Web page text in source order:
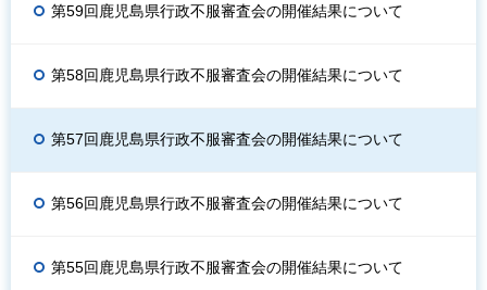
第59回鹿児島県行政不服審査会の開催結果について
第58回鹿児島県行政不服審査会の開催結果について
第57回鹿児島県行政不服審査会の開催結果について
第56回鹿児島県行政不服審査会の開催結果について
第55回鹿児島県行政不服審査会の開催結果について